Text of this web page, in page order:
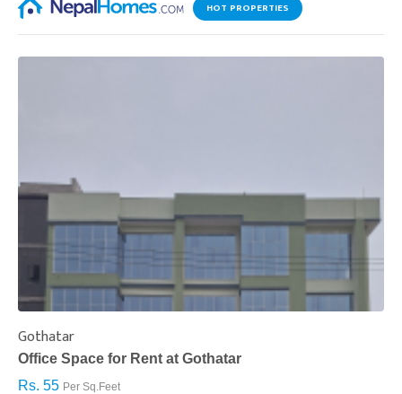
HOT PROPERTIES
Gothatar
Office Space for Rent at Gothatar
Rs. 55 Per Sq.Feet